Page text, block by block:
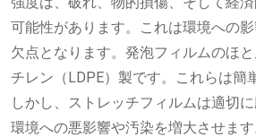
可能性があります。これは環境への
欠点となります。発泡フィルムのほ
チレン（LDPE）製です。これらは簡
しかし、ストレッチフィルムは適切に
環境への悪影響や汚染を増大させます